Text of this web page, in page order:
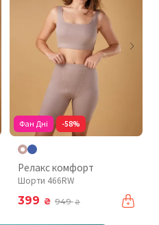
Фан Дні -58%
Релакс комфорт
Шорти 466RW
399 ₴ 949₴